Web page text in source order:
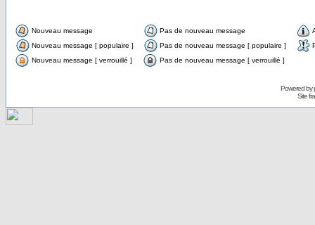
Nouveau message Pas de nouveau message
Nouveau message [ populaire ]
Pas de nouveau message [ populaire ]
Nouveau message [ verrouillé ]
Pas de nouveau message [ verrouillé ]
Powered by
Site